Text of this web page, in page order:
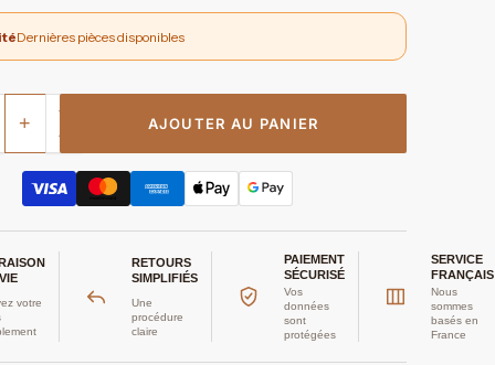
Dernières pièces disponibles
+ AJOUTER AU PANIER
votre
RETOURS
SIMPLIFIÉS
Une
procédure
claire
PAIEMENT
SÉCURISÉ
Vos
données
sont
protégées
SERVICE
FRANÇAIS
Nous
sommes
basés en
France